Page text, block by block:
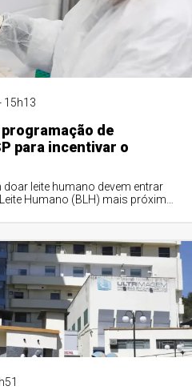
15h13
de
para incentivar o
leite humano devem entrar
Humano (BLH) mais próximo